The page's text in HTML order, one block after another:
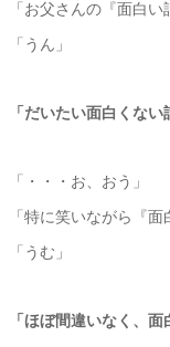
「お父さんの『面白い
「うん」
「だいたい面白くない
「・・・お、おう」
「特に笑いながら『
「うむ」
「ほぼ間違いなく、面